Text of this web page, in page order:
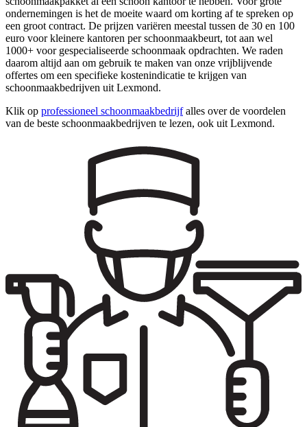
ondernemingen is het de moeite waard om korting af te spreken op
een groot contract. De prijzen variëren meestal tussen de 30 en 100
euro voor kleinere kantoren per schoonmaakbeurt, tot aan wel
1000+ voor gespecialiseerde schoonmaak opdrachten. We raden
daarom altijd aan om gebruik te maken van onze vrijblijvende
offertes om een specifieke kostenindicatie te krijgen van
schoonmaakbedrijven uit Lexmond.
Klik op professioneel schoonmaakbedrijfalles over de voordelen
van de beste schoonmaakbedrijven te lezen, ook uit Lexmond.